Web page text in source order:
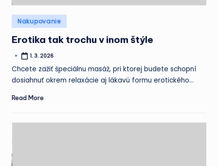
Posted
in
Nakupovanie
Erotika tak trochu v inom štýle
Posted 1. 3. 2026
Chcete zažiť špeciálnu masáž, pri ktorej budete schopní
dosiahnuť okrem relaxácie aj lákavú formu erotického…
Read More